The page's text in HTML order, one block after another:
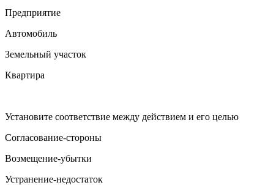
Предприятие
Автомобиль
Земельный участок
Квартира
Установите соответствие между действием и его целью
Согласование-стороны
Возмещение-убытки
Устранение-недостаток